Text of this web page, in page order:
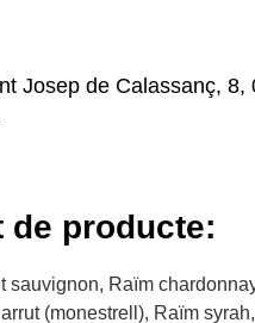
Josep de Calassanç,
de producte:
sauvignon, Raïm
(monestrell), Raïm